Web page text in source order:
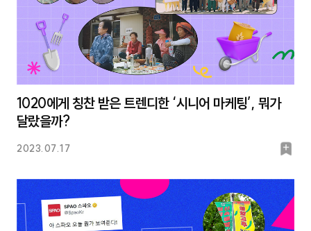
1020에게 칭찬 받은 트렌디한 ‘시니어 마케팅’, 뭐가
달랐을까?
2023.07.17
북
크